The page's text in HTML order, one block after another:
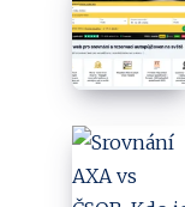
auta
na
dovolené.
5
rezervačních
Srovnání
AXA